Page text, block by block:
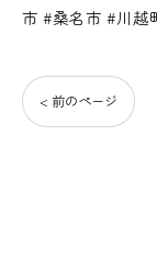
市 #桑名市 #川越
< 前のページ